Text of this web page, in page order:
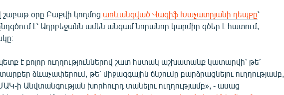
շաբաթ օրը Բաքվի կողմոց առևանգված Վագիֆ Խաչատրյանի դեպքը՝
է՝ Ադրբեջանն ամեն անգամ նորանոր կարմիր գծեր է հատում,
պետք է բոլոր ուղղություններով շատ հստակ աշխատանք կատարվի՝ թե՛
ձևաչափերում, թե՛ միջազգային ճնշումը բարձրացնելու ուղղությամբ,
ի Անվտանգության խորհուրդ տանելու ուղղությամբ», - ասաց